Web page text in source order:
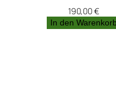
190,00€
In den Warenkorb